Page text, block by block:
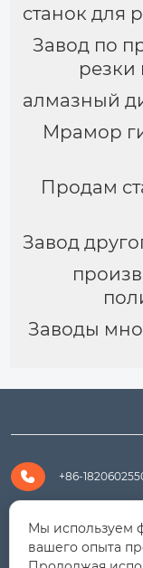
станок для
Завод по
алмазный
Мрамор
Продам
Завод
Заводы
 +86-
Мы используем
вашего опыта